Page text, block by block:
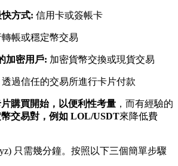
方式: 信用卡或簽帳卡
帳或穩定幣交易
加密用戶: 加密貨幣交換或現貨交易
透過信任的交易所進行卡片付款
購買開始，以便利性考量 ，而有經驗的
交易對，例如 LOL/USDT來降低費
只需幾分鐘。按照以下三個簡單步驟